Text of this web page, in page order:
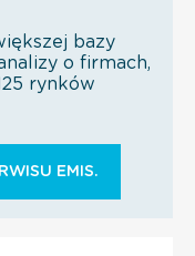
bazy
o firmach,
rynków
EMIS.